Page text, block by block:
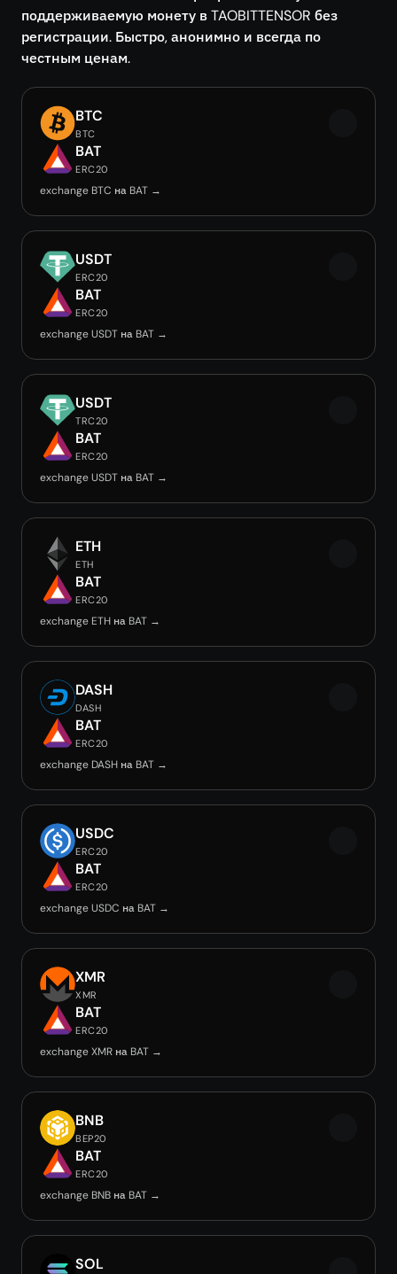
поддерживаемую монету в TAOBITTENSOR без
регистрации. Быстро, анонимно и всегда по
честным ценам.
BTC
BTC
BAT
ERC20
exchange BTC на BAT →
USDT
ERC20
BAT
ERC20
exchange USDT на BAT →
USDT
TRC20
BAT
ERC20
exchange USDT на BAT →
ETH
ETH
BAT
ERC20
exchange ETH на BAT →
DASH
DASH
BAT
ERC20
exchange DASH на BAT →
USDC
ERC20
BAT
ERC20
exchange USDC на BAT →
XMR
XMR
BAT
ERC20
exchange XMR на BAT →
BNB
BEP20
BAT
ERC20
exchange BNB на BAT →
SOL